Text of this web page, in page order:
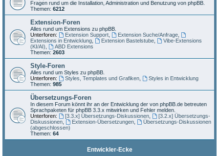
Fragen rund um die Installation, Administration und Benutzung von phpBB.
Themen: 6212
Extension-Foren
Alles rund um Extensions zu phpBB.
Unterforen:
Extension Support, Extension Suche/Anfrage,
Extensions in Entwicklung
Extension Bastelstube,
Vibe-Extensions
(KI/AI)
ABD Extensions
Themen: 2603
Style-Foren
Alles rund um Styles zu phpBB.
Unterforen:
Styles, Templates und Grafiken,
Styles in Entwicklung
Themen: 985
Übersetzungs-Foren
In diesem Forum könnt ihr an der Entwicklung der von phpBB.de betreuten
Sprachpaketen für phpBB 3.3.x mitwirken und Fehler melden.
Unterforen:
[3.3.x] Übersetzungs-Diskussionen,
[3.2.x] Übersetzungs-
Diskussionen
Extension-Übersetzungen,
Übersetzungs-Diskussionen
(abgeschlossen)
Themen: 64
Entwickler-Ecke